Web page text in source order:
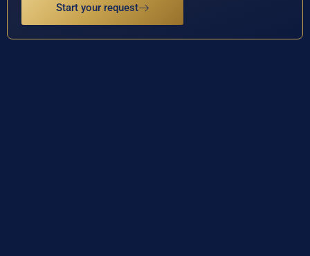
Start your request